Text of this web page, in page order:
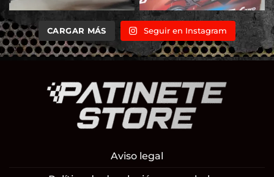
CARGAR MÁS Seguir en Instagram
Aviso legal